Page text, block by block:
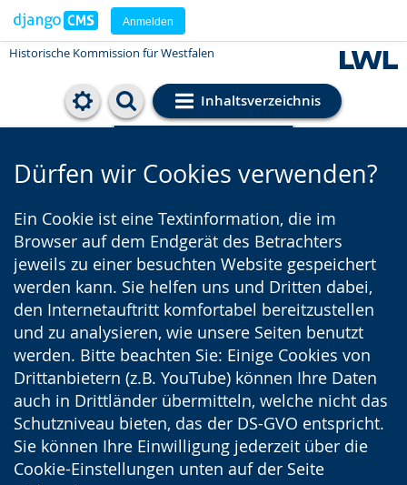
Anmelden
Historische Kommission für Westfalen
Inhaltsverzeichnis
Cookie-Einstellungen
Dürfen wir Cookies verwenden?
Ein Cookie ist eine Textinformation, die im
Browser auf dem Endgerät des Betrachters
jeweils zu einer besuchten Website gespeichert
werden kann. Sie helfen uns und Dritten dabei,
den Internetauftritt komfortabel bereitzustellen
und zu analysieren, wie unsere Seiten benutzt
werden. Bitte beachten Sie: Einige Cookies von
Drittanbietern (z.B. YouTube) können Ihre Daten
auch in Drittländer übermitteln, welche nicht das
Schutzniveau bieten, das der DS-GVO entspricht.
Sie können Ihre Einwilligung jederzeit über die
Cookie-Einstellungen unten auf der Seite